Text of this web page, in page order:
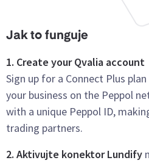
Jak to funguje
1. Create your Qvalia account
Sign up for a Connect Plus
your business on the Peppol
with a unique Peppol ID,
trading partners.
2. Aktivujte konektor Lundify